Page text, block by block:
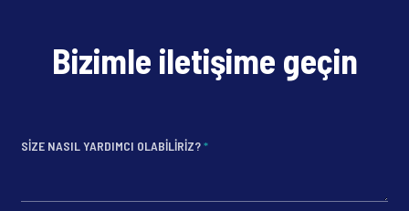
Bizimle iletişime geçin
SIZE NASIL YARDIMCI OLABILIRIZ?*